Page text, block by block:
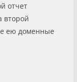
отчет
второй
ею доменные